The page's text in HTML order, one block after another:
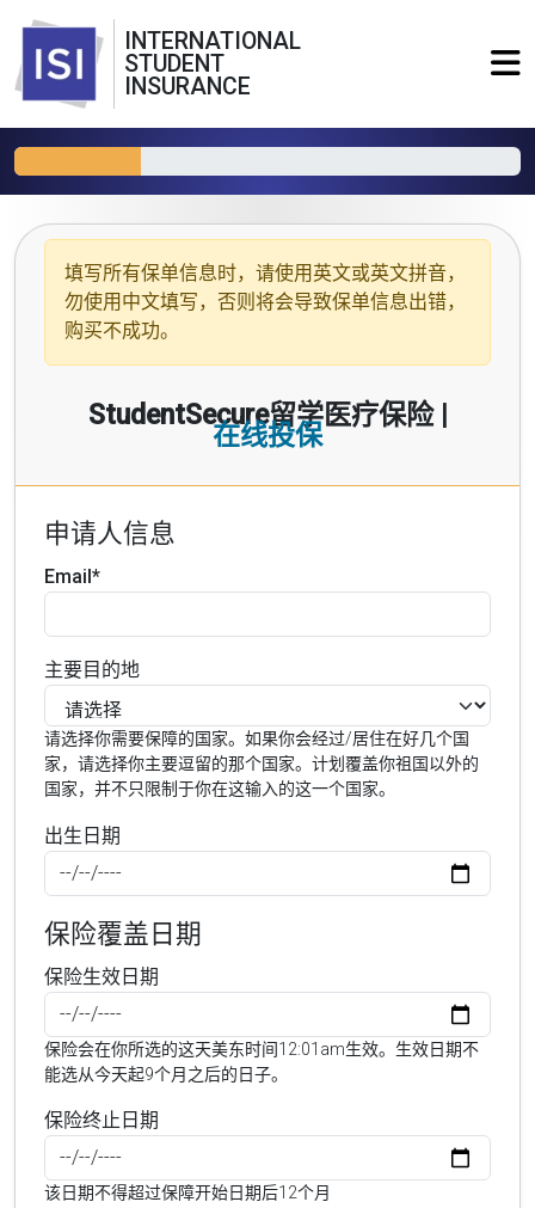
INTERNATIONAL
STUDENT
INSURANCE
填写所有保单信息时，请使用 英文或英文拼音，
勿使用中文填写，否则将会导致保单信息出错，
购买不成功。
StudentSecure留学医疗保险 |
在线投保
申请人信息
Email*
主要目的地
请选择你需要保障的国家。如果你会经过/居住在好几个国
家，请选择你主要逗留的那个国家。计划覆盖你祖国以外的
国家，并不只限制于你在这输入的这一个国家。
出生日期
保险覆盖日期
保险生效日期
保险会在你所选的这天美东时间12:01am生效。生效日期不
能选从今天起9个月之后的日子。
保险终止日期
该日期不得超过保障开始日期后12个月